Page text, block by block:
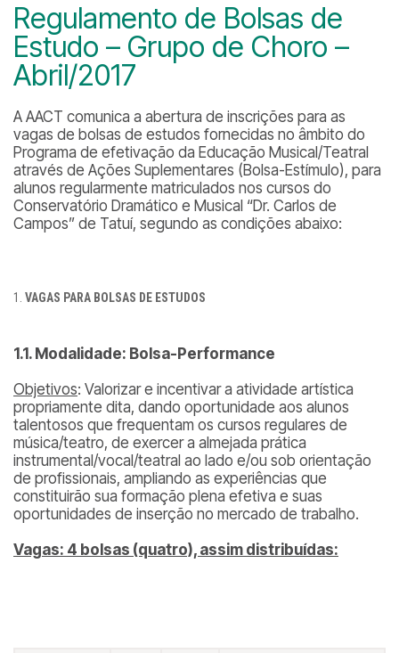
Regulamento de Bolsas de
Estudo – Grupo de Choro –
Abril/2017
A AACT comunica a abertura de inscrições para as
vagas de bolsas de estudos fornecidas no âmbito do
Programa de efetivação da Educação Musical/Teatral
através de Ações Suplementares (Bolsa-Estímulo), para
alunos regularmente matriculados nos cursos do
Conservatório Dramático e Musical “Dr. Carlos de
Campos” de Tatuí, segundo as condições abaixo:
VAGAS PARA BOLSAS DE ESTUDOS
1.1. Modalidade: Bolsa-Performance
Objetivos: Valorizar e incentivar a atividade artística
propriamente dita, dando oportunidade aos alunos
talentosos que frequentam os cursos regulares de
música/teatro, de exercer a almejada prática
instrumental/vocal/teatral ao lado e/ou sob orientação
de profissionais, ampliando as experiências que
constituirão sua formação plena efetiva e suas
oportunidades de inserção no mercado de trabalho.
Vagas: 4 bolsas (quatro), assim distribuídas: